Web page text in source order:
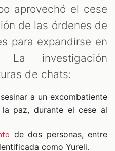
aprovechó el cese
de las órdenes de
para expandirse en
La investigación
de chats:
a un excombatiente
paz, durante el cese al
de dos personas, entre
como Yureli.